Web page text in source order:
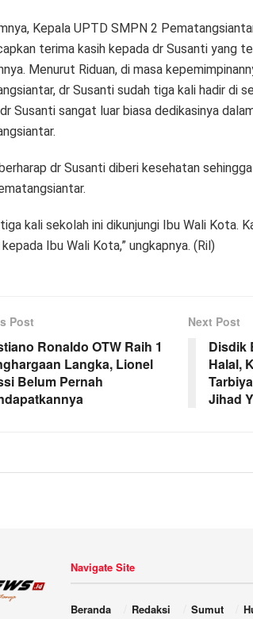
Kepala UPTD SMPN 2
terima kasih kepada dr Susanti yang
Menurut Riduan, di masa
dr Susanti sudah tiga kali hadir di
Susanti sangat luar biasa dedikasinya
dr Susanti diberi kesehatan
tiga kali sekolah ini dikunjungi Ibu Wali Kota.
Ibu Wali Kota,” ungkapnya. (Ril)
Post
Ronaldo OTW Raih 1
Langka, Lionel
Belum Pernah
Next Post
Disdik
Halal,
Jihad
Navigate Site
Beranda Redaksi Sumut